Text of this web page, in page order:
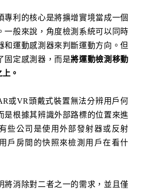
專利的核心是將擴增實境當成一個
一般來說，角度檢測系統可以同時
和運動感測器來判斷運動方向。但
固定感測器，而是將運動檢測移動
。
或VR頭戴式裝置無法分辨用戶何
是根據其辨識外部路標的位置來進
些公司是使用外部發射器或反射
戶房間的快照來檢測用戶在看什
將消除對二者之一的需求，並且僅